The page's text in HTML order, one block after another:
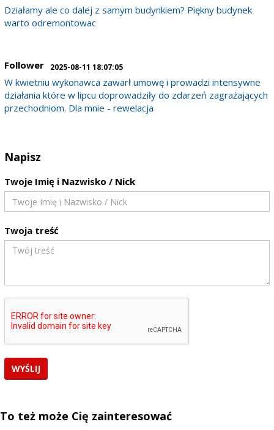
Działamy ale co dalej z samym budynkiem? Piękny budynek
warto odremontowac
Follower 2025-08-11 18:07:05
W kwietniu wykonawca zawarł umowę i prowadzi intensywne
działania które w lipcu doprowadziły do zdarzeń zagrażających
przechodniom. Dla mnie - rewelacja
Napisz
Twoje Imię i Nazwisko / Nick
Twoja treść
To też może Cię zainteresować